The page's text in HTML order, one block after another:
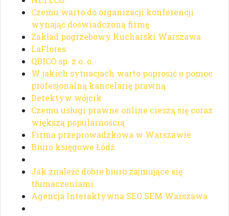
Czemu warto do organizacji konferencji
wynająć doświadczoną firmę
Zakład pogrzebowy Kucharski Warszawa
LaFlores
QBICO sp. z o. o.
W jakich sytuacjach warto poprosić o pomoc
profesjonalną kancelarię prawną
Detektyw wójcik
Czemu usługi prawne online cieszą się coraz
większą popularnością
Firma przeprowadzkowa w Warszawie
Biuro księgowe Łódź
Jak znaleźć dobre biuro zajmujące się
tłumaczeniami
Agencja Interaktywna SEO SEM Warszawa